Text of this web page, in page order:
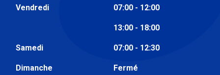
Vendredi 07:00 - 12:00
13:00 - 18:00
Samedi 07:00 - 12:30
Dimanche Fermé